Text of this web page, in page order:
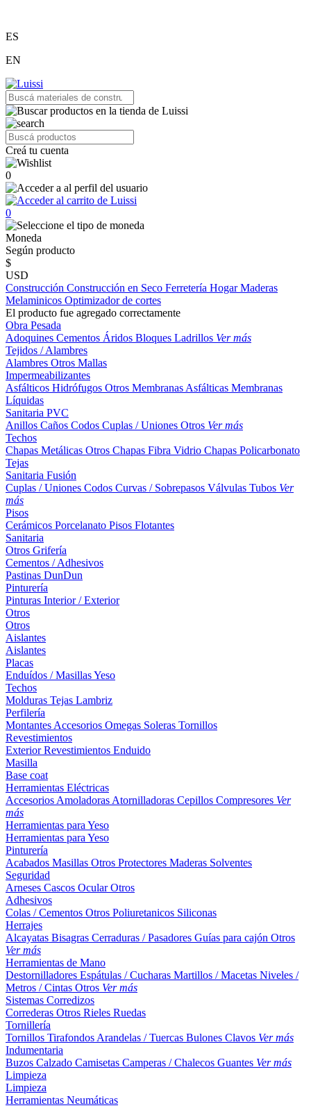
ES
EN
Creá tu cuenta
0
0
Moneda
Según producto
$
USD
Construcción Construcción en Seco Ferretería HogarMaderas
Melaminicos Optimizador de cortes
El producto fue agregado correctamente
Obra Pesada
Adoquines Cementos Áridos Bloques Ladrillos Ver más
Tejidos / Alambres
Alambres Otros Mallas
Impermeabilizantes
Asfálticos Hidrófugos Otros Membranas Asfálticas Membranas
Líquidas
Sanitaria PVC
Anillos Caños Codos Cuplas / Uniones Otros Ver más
Techos
Chapas Metálicas Otros Chapas Fibra Vidrio Chapas Policarbonato
Tejas
Sanitaria Fusión
Cuplas / Uniones Codos Curvas / Sobrepasos Válvulas Tubos Ver
más
Pisos
Cerámicos Porcelanato Pisos Flotantes
Sanitaria
Otros Grifería
Cementos / Adhesivos
Pastinas DunDun
Pinturería
Pinturas Interior / Exterior
Otros
Otros
Aislantes
Aislantes
Placas
Enduídos / MasillasYeso
Techos
Molduras Tejas Lambriz
Perfilería
Montantes Accesorios Omegas Soleras Tornillos
Revestimientos
ExteriorRevestimientos Enduido
Masilla
Base coat
Herramientas Eléctricas
Accesorios Amoladoras Atornilladoras Cepillos Compresores Ver
más
Herramientas para Yeso
Herramientas para Yeso
Pinturería
Acabados Masillas Otros Protectores Maderas Solventes
Seguridad
Arneses Cascos OcularOtros
Adhesivos
Colas / Cementos Otros Poliuretanicos Siliconas
Herrajes
Alcayatas Bisagras Cerraduras / Pasadores Guías para cajón Otros
Ver más
Herramientas de Mano
Destornilladores Espátulas / Cucharas Martillos / Macetas Niveles /
Metros / Cintas Otros Ver más
Sistemas Corredizos
Correderas Otros Rieles Ruedas
Tornillería
Tornillos Tirafondos Arandelas / Tuercas Bulones Clavos Ver más
Indumentaria
Buzos Calzado Camisetas Camperas / Chalecos Guantes Ver más
Limpieza
Limpieza
Herramientas Neumáticas